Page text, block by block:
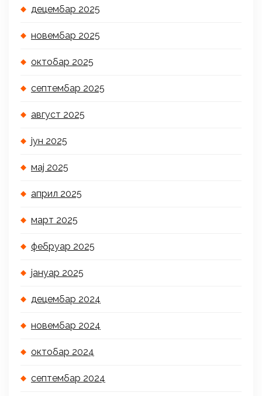
децембар 2025
новембар 2025
октобар 2025
септембар 2025
август 2025
јун 2025
мај 2025
април 2025
март 2025
фебруар 2025
јануар 2025
децембар 2024
новембар 2024
октобар 2024
септембар 2024